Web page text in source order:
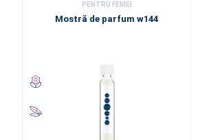
PENTRU FEMEI
Mostră de parfum w144